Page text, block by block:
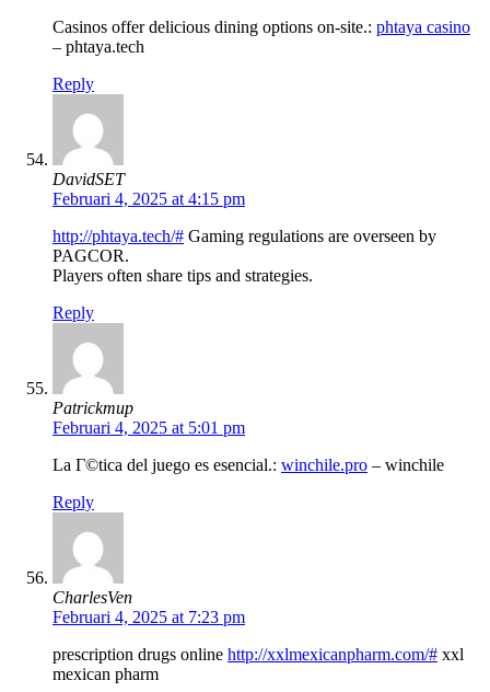
Casinos offer delicious dining options on-site.: phtaya casino
– phtaya.tech
Reply
DavidSET
Februari 4, 2025 at 4:15 pm
http://phtaya.tech/# Gaming regulations are overseen by
PAGCOR.
Players often share tips and strategies.
Reply
Patrickmup
Februari 4, 2025 at 5:01 pm
La Г©tica del juego es esencial.: winchile.pro – winchile
Reply
CharlesVen
Februari 4, 2025 at 7:23 pm
prescription drugs online http://xxlmexicanpharm.com/# xxl
mexican pharm